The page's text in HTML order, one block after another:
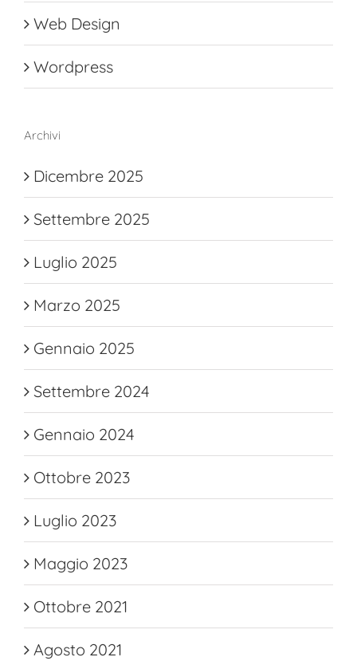
Web Design
Wordpress
Archivi
Dicembre 2025
Settembre 2025
Luglio 2025
Marzo 2025
Gennaio 2025
Settembre 2024
Gennaio 2024
Ottobre 2023
Luglio 2023
Maggio 2023
Ottobre 2021
Agosto 2021